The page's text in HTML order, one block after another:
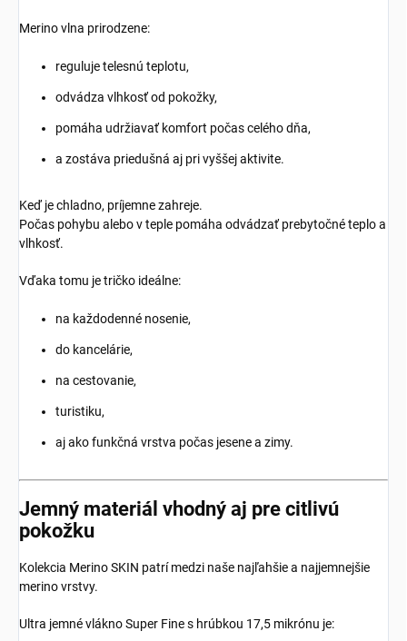
Merino vlna prirodzene:
reguluje telesnú teplotu,
odvádza vlhkosť od pokožky,
pomáha udržiavať komfort počas celého dňa,
a zostáva priedušná aj pri vyššej aktivite.
Keď je chladno, príjemne zahreje.
Počas pohybu alebo v teple pomáha odvádzať prebytočné teplo a
vlhkosť.
Vďaka tomu je tričko ideálne:
na každodenné nosenie,
do kancelárie,
na cestovanie,
turistiku,
aj ako funkčná vrstva počas jesene a zimy.
Jemný materiál vhodný aj pre citlivú
pokožku
Kolekcia Merino SKIN patrí medzi naše najľahšie a najjemnejšie
merino vrstvy.
Ultra jemné vlákno Super Fine s hrúbkou 17,5 mikrónu je: